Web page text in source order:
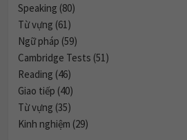
Speaking (80)
Từ vựng (61)
Ngữ pháp (59)
Cambridge Tests (51)
Reading (46)
Giao tiếp (40)
Từ vựng (35)
Kinh nghiệm (29)